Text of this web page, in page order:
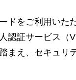
ドをご利用いた
認証サービス（
まえ、セキュ